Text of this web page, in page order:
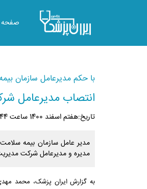
با حکم مدیرعامل سازمان
انتصاب مدیرعامل
تاريخ:هفتم اسفند 1400 ساعت 10:44
مدیر عامل سازمان بیمه
مدیره و مدیرعامل شرکت
به گزارش ایران پزشک، محمد